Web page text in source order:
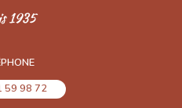
59 98 72